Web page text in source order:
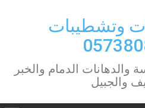
وتشطيبات
والدهانات الدمام والخبر
والجبيل